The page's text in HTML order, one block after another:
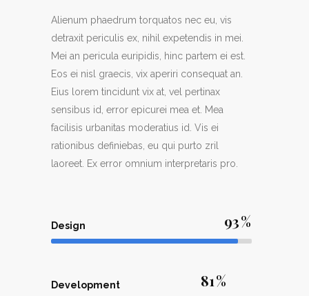
Alienum phaedrum torquatos nec eu, vis
detraxit periculis ex, nihil expetendis in mei.
Mei an pericula euripidis, hinc partem ei est.
Eos ei nisl graecis, vix aperiri consequat an.
Eius lorem tincidunt vix at, vel pertinax
sensibus id, error epicurei mea et. Mea
facilisis urbanitas moderatius id. Vis ei
rationibus definiebas, eu qui purto zril
laoreet. Ex error omnium interpretaris pro.
Design 93
Development 81